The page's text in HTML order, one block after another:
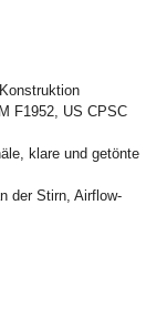
F1952, US CPSC
klare und getönte
der Stirn, Airflow-